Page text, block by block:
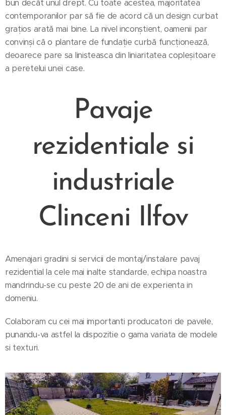
bun decât unul drept. Cu toate acestea, majoritatea
contemporanilor par să fie de acord că un design curbat
grațios arată mai bine. La nivel inconștient, oamenii par
convinși că o plantare de fundație curbă funcționează,
deoarece pare sa linisteasca din liniaritatea copleșitoare
a peretelui unei case.
Pavaje
rezidentiale si
industriale
Clinceni Ilfov
Amenajari gradini si servicii de montaj/instalare pavaj
rezidential la cele mai inalte standarde, echipa noastra
mandrindu-se cu peste 20 de ani de experienta in
domeniu.
Colaboram cu cei mai importanti producatori de pavele,
punandu-va astfel la dispozitie o gama variata de modele
si texturi.